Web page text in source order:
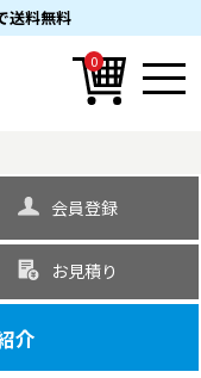
送料無料
0
会員登録
お見積り
介